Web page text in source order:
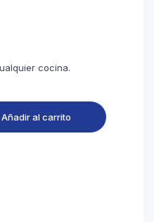
cocina.
Añadir al carrito